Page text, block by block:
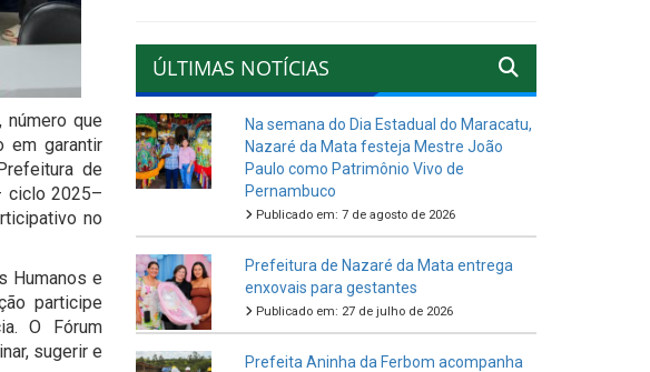
que
em garantir
de
ciclo 2025–
no
Humanos e
participe
O Fórum
sugerir e
ÚLTIMAS NOTÍCIAS
Na semana do Dia Estadual do Maracatu,
Nazaré da Mata festeja Mestre João
Paulo como Patrimônio Vivo de
Pernambuco
Publicado em: 7 de agosto de 2026
Prefeitura de Nazaré da Mata entrega
enxovais para gestantes
Publicado em: 27 de julho de 2026
Prefeita Aninha da Ferbom acompanha